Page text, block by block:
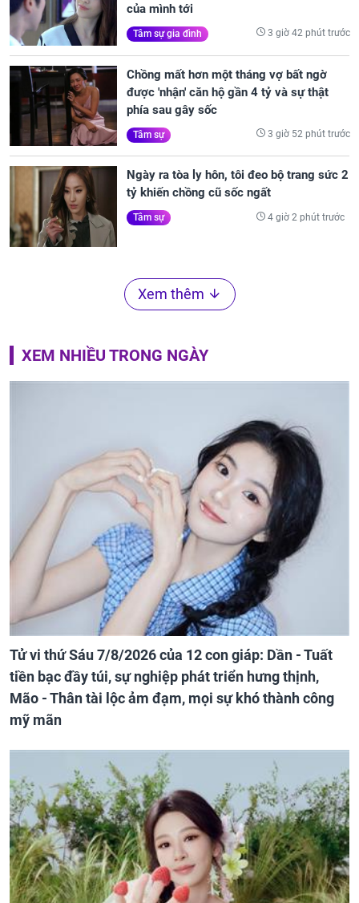
của mình tới
Tâm sự gia đình 3 giờ 42 phút trước
Chồng mất hơn một tháng vợ bất ngờ
được 'nhận' căn hộ gần 4 tỷ và sự thật
phía sau gây sốc
Tâm sự 3 giờ 52 phút trước
Ngày ra tòa ly hôn, tôi đeo bộ trang sức 2
tỷ khiến chồng cũ sốc ngất
Tâm sự 4 giờ 2 phút trước
Xem thêm
XEM NHIỀU TRONG NGÀY
Tử vi thứ Sáu 7/8/2026 của 12 con giáp: Dần - Tuất
tiền bạc đầy túi, sự nghiệp phát triển hưng thịnh,
Mão - Thân tài lộc ảm đạm, mọi sự khó thành công
mỹ mãn